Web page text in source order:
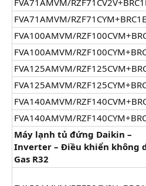
FVA71AMVM/
FVA100AMVM/
FVA100AMVM/
FVA125AMVM/
FVA125AMVM/
FVA140AMVM/
FVA140AMVM/
Máy lạnh tủ đứng Daikin –
Inverter – Điều khiển không
Gas R32